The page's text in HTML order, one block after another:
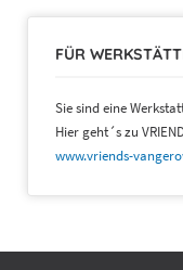
FÜR
Sie sind eine
Hier geht´s zu
www.vriends-